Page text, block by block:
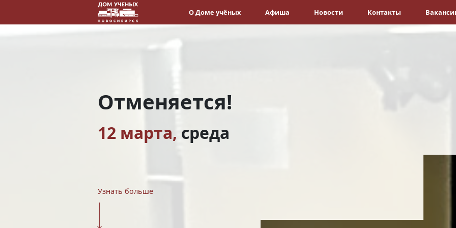
О Доме учёных Афиша Новости Контакты
Отменяется!
12 марта, среда
Узнать больше